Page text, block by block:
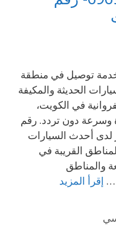
خدمة توصيل في منطقة
الحديثة والمكيفة
في الكويت،
دون تردد. رقم
69694241يتوافر لدى أحدث السيارات
القريبة في
والمناطق
… إقرأ المزيد